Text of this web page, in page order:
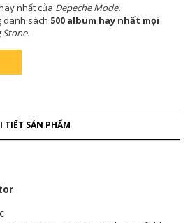
nhất của Depeche Mode.
danh sách 500 album hay nhất mọi
Stone.
TIẾT SẢN PHẨM